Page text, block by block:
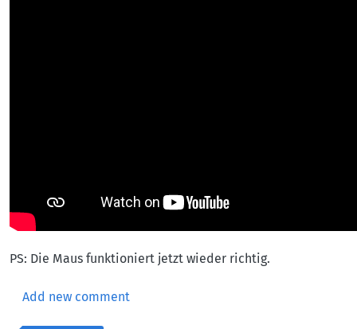
PS: Die Maus funktioniert jetzt wieder richtig.
Add new comment